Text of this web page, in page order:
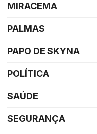
MIRACEMA
PALMAS
PAPO DE SKYNA
POLÍTICA
SAÚDE
SEGURANÇA